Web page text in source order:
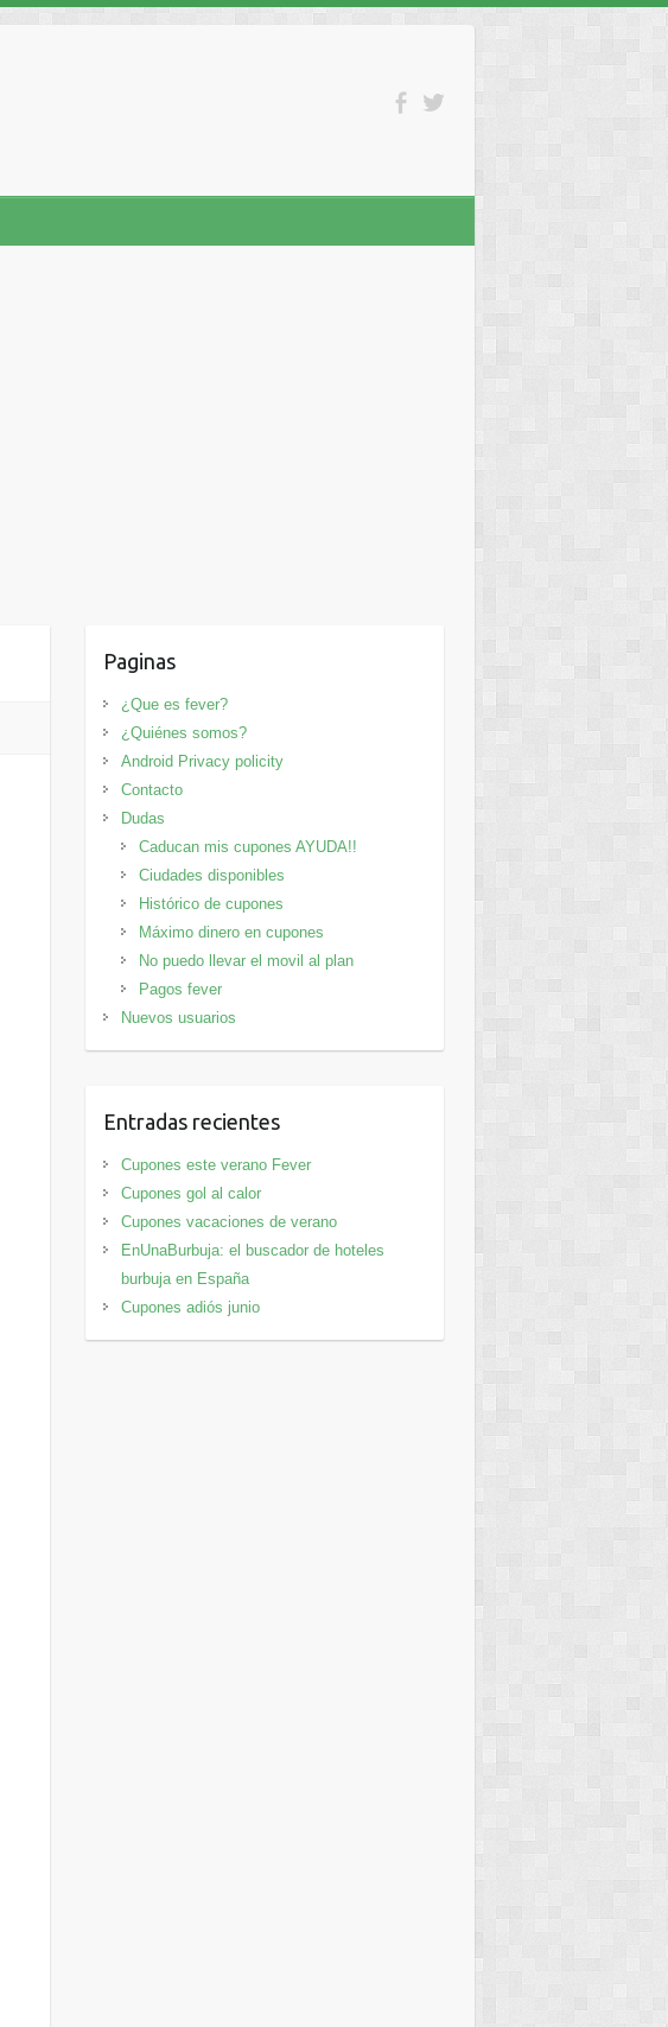
Paginas
¿Que es fever?
¿Quiénes somos?
Android Privacy policity
Contacto
Dudas
Caducan mis cupones AYUDA!!
Ciudades disponibles
Histórico de cupones
Máximo dinero en cupones
No puedo llevar el movil al plan
Pagos fever
Nuevos usuarios
Entradas recientes
Cupones este verano Fever
Cupones gol al calor
Cupones vacaciones de verano
EnUnaBurbuja: el buscador de hoteles
burbuja en España
Cupones adiós junio